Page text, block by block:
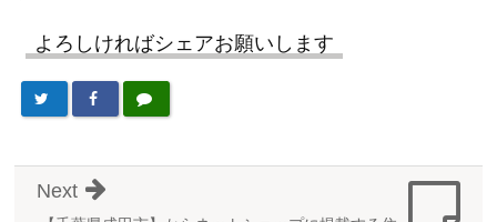
よろしければシェアお願いします
Next